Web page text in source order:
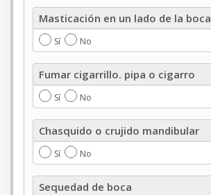
Masticación
en
un
lado
de
la
boca
Masticación en un lado de la boca
Sí No
Fumar
cigarrillo.
pipa
o
cigarro
Fumar cigarrillo. pipa o cigarro
Sí No
Chasquido
crujido
mandibular
Chasquido o crujido mandibular
Sí No
Sequedad
de
Sequedad de boca